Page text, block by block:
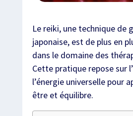
Le reiki, une technique de
japonaise, est de plus en
dans le domaine des
Cette pratique repose sur
l’énergie universelle pour
être et équilibre.